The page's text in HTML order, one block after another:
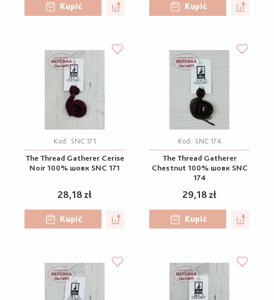
Kupić Kupić
Kod: SNC 171
The Thread Gatherer Cerise
Noir 100% шовк SNC 171
28,18 zł
Kupić
Kod: SNC 174
The Thread Gatherer
Chestnut 100% шовк SNC
174
29,18 zł
Kupić